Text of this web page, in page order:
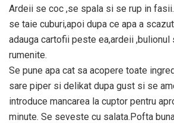
Ardeii se coc ,se spala si se rup in
se taie cuburi,apoi dupa ce apa a
adauga cartofii peste ea,ardeii ,bulionul
rumenite.
Se pune apa cat sa acopere toate
sare piper si delikat dupa gust si se
introduce mancarea la cuptor pentru
minute. Se seveste cu salata.Pofta